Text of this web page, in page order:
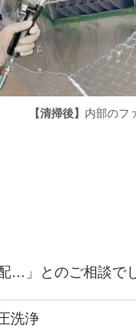
【清掃後】 内部のフ
…」とのご相談で
洗浄